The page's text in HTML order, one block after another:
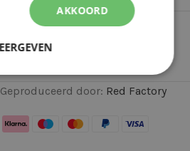
door: Red Factory
AKKOORD